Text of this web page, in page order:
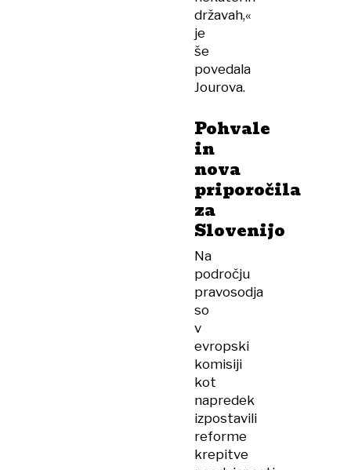
državah,«
je
še
povedala
Jourova.
Pohvale
in
nova
priporočila
za
Slovenijo
Na
področju
pravosodja
so
v
evropski
komisiji
kot
napredek
izpostavili
reforme
krepitve